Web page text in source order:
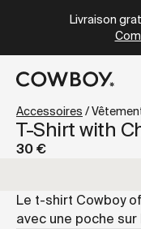
Livraison
T-Shirt with
30 €
Le t-shirt Cowboy
avec une poche
Accessoires /